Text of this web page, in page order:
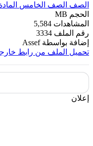
الصف الصف الخامس
الحجم MB
المشاهدات 5,584
رقم الملف 3334
إضافة بواسطة Assef
تحميل الملف من رابط
إعلان